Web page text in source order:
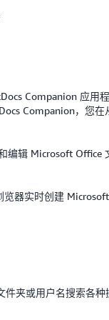
Companion 应用
Companion，您在
编辑 Microsoft Office
器实时创建
夹或用户名搜索各